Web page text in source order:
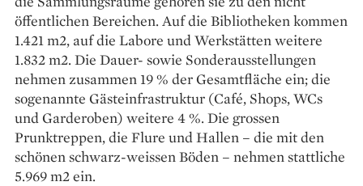
öffentlichen Bereichen. Auf die Bibliotheken kommen
1.421 m2, auf die Labore und Werkstätten weitere
1.832 m2. Die Dauer- sowie Sonderausstellungen
nehmen zusammen 19 % der Gesamtfläche ein; die
sogenannte Gästeinfrastruktur (Café, Shops, WCs
und Garderoben) weitere 4 %. Die grossen
Prunktreppen, die Flure und Hallen – die mit den
schönen schwarz-weissen Böden – nehmen stattliche
5.969 m2 ein.